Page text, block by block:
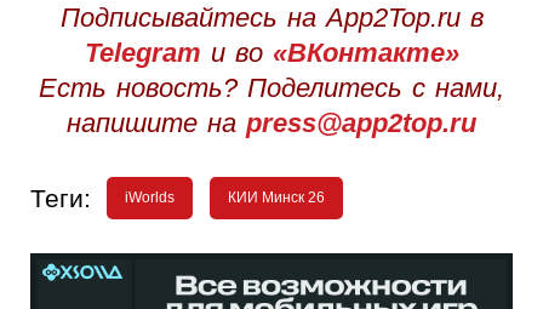
Подписывайтесь на App2Top.ru в
Telegram и во «ВКонтакте»
Есть новость? Поделитесь с нами,
напишите на press@app2top.ru
Теги: iWorlds КИИ Минск 26